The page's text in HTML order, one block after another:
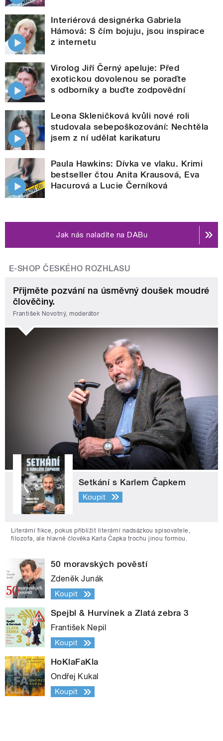
Interiérová designérka Gabriela
Hámová: S čím bojuju, jsou inspirace
z internetu
Virolog Jiří Černý apeluje: Před
exotickou dovolenou se poraďte
s odborníky a buďte zodpovědní
Leona Skleničková kvůli nové roli
studovala sebepoškozování: Nechtěla
jsem z ní udělat karikaturu
Paula Hawkins: Dívka ve vlaku. Krimi
bestseller čtou Anita Krausová, Eva
Hacurová a Lucie Černíková
Jak nás naladíte na DABu
E-SHOP ČESKÉHO ROZHLASU
Přijměte pozvání na úsměvný doušek moudré
člověčiny.
František Novotný, moderátor
Setkání s Karlem Čapkem
Koupit
Literární fikce, pokus přiblížit literární nadsázkou spisovatele,
filozofa, ale hlavně člověka Karla Čapka trochu jinou formou.
50 moravských pověstí
Zdeněk Junák
Koupit
Spejbl & Hurvínek a Zlatá zebra 3
František Nepil
Koupit
HoKlaFaKla
Ondřej Kukal
Koupit